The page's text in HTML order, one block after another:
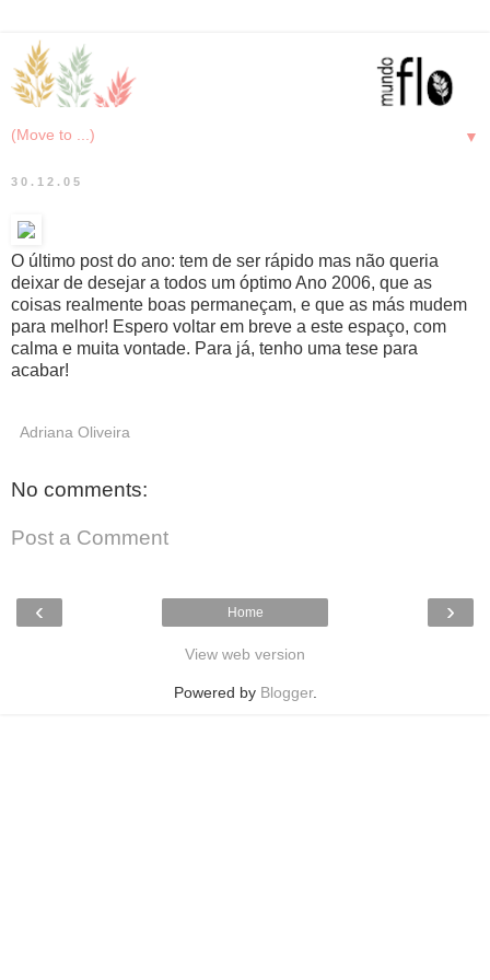
▼
30.12.05
O último post do ano: tem de ser rápido mas não queria
deixar de desejar a todos um óptimo Ano 2006, que as
coisas realmente boas permaneçam, e que as más mudem
para melhor! Espero voltar em breve a este espaço, com
calma e muita vontade. Para já, tenho uma tese para
acabar!
Adriana Oliveira
No comments:
Post a Comment
‹ ›
Home
View web version
Powered by Blogger.